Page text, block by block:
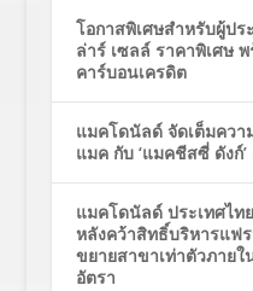
โอกาสพิเศษสำหรับผู้ป
ล่าร์ เซลล์ ราคาพิเศษ
คาร์บอนเครดิต
แมคโดนัลด์ จัดเต็มควา
แมค กับ ‘แมคชีสซี่ ดังก์
แมคโดนัลด์ ประเทศไท
หลังคว้าสิทธิ์บริหารแฟ
ขยายสาขาเท่าตัวภายใ
อัตรา